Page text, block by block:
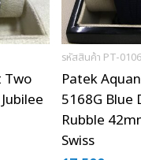
Two
รหัสสินค้า PT-
Patek
5168G Blue
Rubble
Swiss